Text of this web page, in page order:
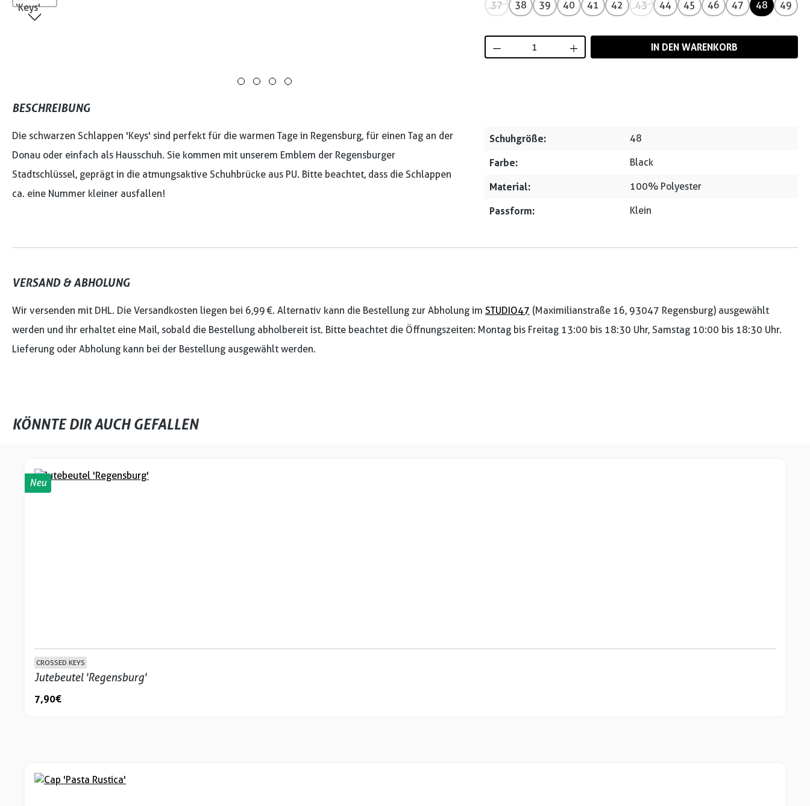
37
38 39 40 41 42 43 44 45 46 47 48 49
Produkt Anzahl: Gib den gewünschten Wert ein
IN DEN WARENKORB
BESCHREIBUNG
Die schwarzen Schlappen 'Keys' sind perfekt für die warmen Tage in Regensburg, für einen Tag an der
Donau oder einfach als Hausschuh. Sie kommen mit unserem Emblem der Regensburger
Stadtschlüssel, geprägt in die atmungsaktive Schuhbrücke aus PU. Bitte beachtet, dass die Schlappen
ca. eine Nummer kleiner ausfallen!
Schuhgröße: 48
Farbe: Black
Material: 100% Polyester
Passform: Klein
VERSAND & ABHOLUNG
Wir versenden mit DHL. Die Versandkosten liegen bei 6,99 €. Alternativ kann die Bestellung zur Abholung im STUDIO47 (Maximilianstraße 16, 93047 Regensburg) ausgewählt
werden und ihr erhaltet eine Mail, sobald die Bestellung abholbereit ist. Bitte beachtet die Öffnungszeiten: Montag bis Freitag 13:00 bis 18:30 Uhr, Samstag 10:00 bis 18:30 Uhr.
Lieferung oder Abholung kann bei der Bestellung ausgewählt werden.
KÖNNTE DIR AUCH GEFALLEN
Neu
CROSSED KEYS
Jutebeutel 'Regensburg'
7,90 €